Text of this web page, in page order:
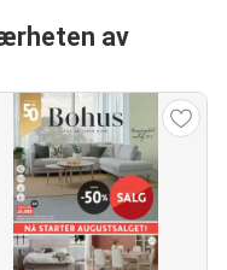
av